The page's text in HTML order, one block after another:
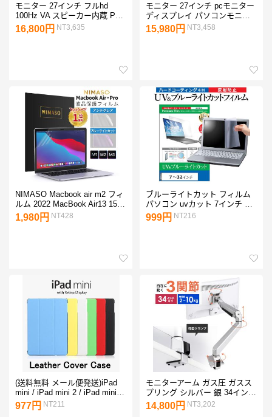
モニター 27インチ フルhd
100Hz VA スピーカー内蔵 PC
モニター ディスプレイ 液晶 パ
ソコンモニター DT-JF275S-B
16,800円 NT3,635
モニター 27インチ pcモニター
ディスプレイ パソコンモニタ
ー 新品 hdmi パソコン 液晶モ
ニター フルHD アイリスオーヤ
15,980円 NT3,458
NIMASO Macbook air m2 フィ
ルム 2022 MacBook Air13 15
Pro13 MacBook Pro14 Pro16
インチ 保護フィルム MacBook
1,980円 NT428
ブルーライトカット フィルム
パソコン uvカット 7インチ か
ら 32インチ PC 保護 フィルム
11.6 12.5 13.3 14 15.6 17.3 20
999円 NT216
(送料無料 メール便発送)iPad
mini / iPad mini 2 / iPad mini 3
/ iPad mini Retina 通用スマー
トカバー スリープ機能付け 三
977円 NT211
モニターアーム ガス圧 ガスス
プリング シルバー 銀 34インチ
対応 ディスプレイアーム モニ
タースタンド クランプ式 サン
14,800円 NT3,202